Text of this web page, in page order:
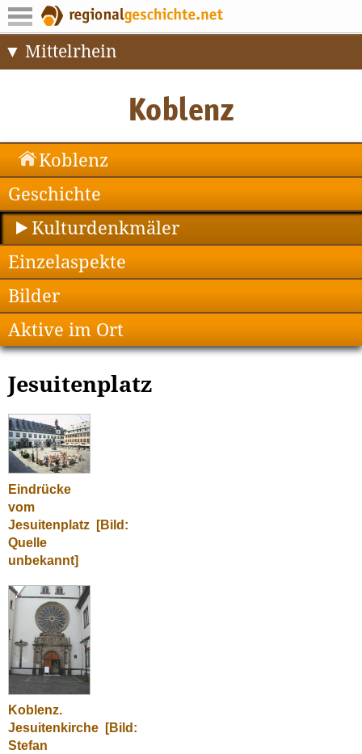
Mittelrhein
Koblenz
Geschichte
Kulturdenkmäler
Einzelaspekte
Bilder
Aktive im Ort
Jesuitenplatz
Eindrücke
vom
Jesuitenplatz
[Bild:
Quelle
unbekannt]
Koblenz.
Jesuitenkirche
[Bild:
Stefan